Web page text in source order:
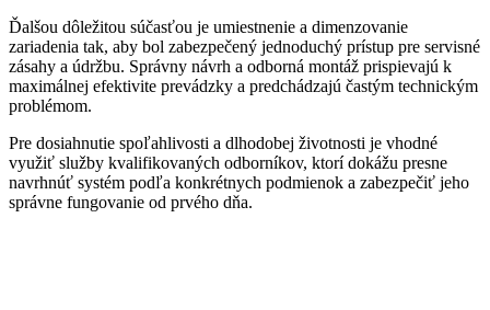
Ďalšou dôležitou súčasťou je umiestnenie a dimenzovanie
zariadenia tak, aby bol zabezpečený jednoduchý prístup pre servisné
zásahy a údržbu. Správny návrh a odborná montáž prispievajú k
maximálnej efektivite prevádzky a predchádzajú častým technickým
problémom.
Pre dosiahnutie spoľahlivosti a dlhodobej životnosti je vhodné
využiť služby kvalifikovaných odborníkov, ktorí dokážu presne
navrhnúť systém podľa konkrétnych podmienok a zabezpečiť jeho
správne fungovanie od prvého dňa.